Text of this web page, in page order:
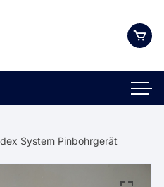
System Pinbohrgerät